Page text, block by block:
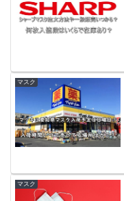
マスク
マスク